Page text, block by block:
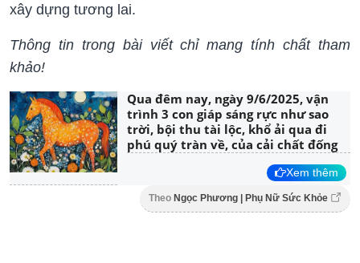
xây dựng tương lai.
Thông tin trong bài viết chỉ mang tính chất tham
khảo!
Qua đêm nay, ngày 9/6/2025, vận
trình 3 con giáp sáng rực như sao
trời, bội thu tài lộc, khổ ải qua đi
phú quý tràn về, của cải chất đống
Xem thêm
Theo Ngọc Phương | Phụ Nữ Sức Khỏe